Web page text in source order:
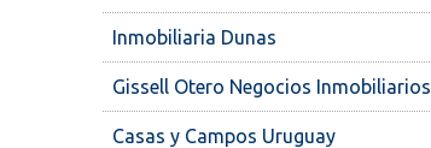
Inmobiliaria Dunas
Gissell Otero Negocios Inmobiliarios
Casas y Campos Uruguay